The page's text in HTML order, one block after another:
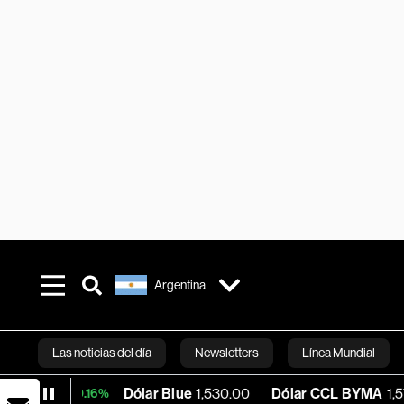
Argentina
Las noticias del día Newsletters Línea Mundial
Bloomberg
Dólar Blue 1,530.00 Dólar CCL BYMA 1,576.23